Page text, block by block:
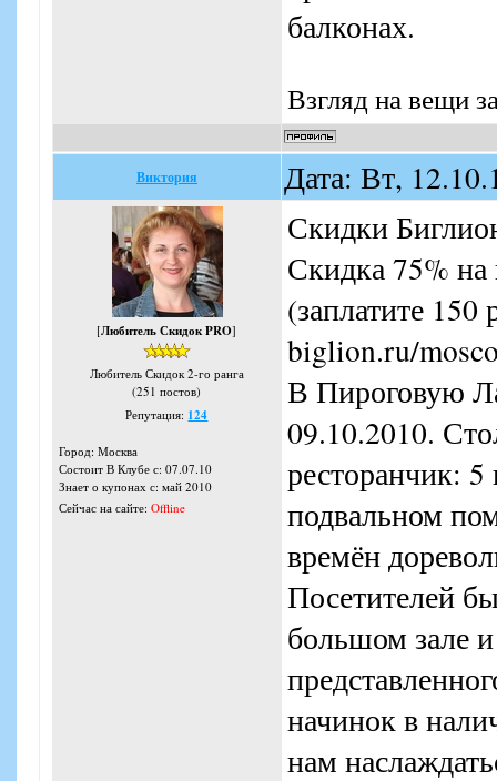
балконах.
Взгляд на вещи
Виктория Дата: Вт,
[Любитель Скидок PRO]
Любитель Скидок 2-го ранга
(251 постов)
Репутация: 124
Город: Москва
Состоит В Клубе с: 07.07.10
Знает о купонах с: май 2010
Сейчас на сайте: Offline
Скидки
Скидка 75% на
(заплатите
biglion.ru/
В Пироговую
09.10.2010.
ресторанчик:
подвальном
времён
Посетителей
большом зале
начинок в
нам